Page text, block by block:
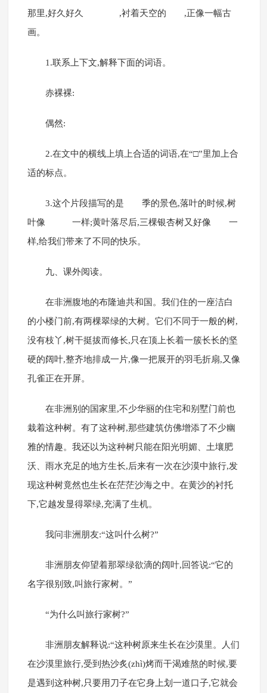
那里,好久好久 ,衬着天空的 ,正像一幅古
画。
1.联系上下文,解释下面的词语。
赤裸裸:
偶然:
2.在文中的横线上填上合适的词语,在“□”里加上合
适的标点。
3.这个片段描写的是 季的景色,落叶的时候,树
叶像 一样;黄叶落尽后,三棵银杏树又好像 一
样,给我们带来了不同的快乐。
九、课外阅读。
在非洲腹地的布隆迪共和国。我们住的一座洁白
的小楼门前,有两棵翠绿的大树。它们不同于一般的树,
没有枝丫,树干挺拔而修长,只在顶上长着一簇长长的坚
硬的阔叶,整齐地排成一片,像一把展开的羽毛折扇,又像
孔雀正在开屏。
在非洲别的国家里,不少华丽的住宅和别墅门前也
栽着这种树。有了这种树,那些建筑仿佛增添了不少幽
雅的情趣。我还以为这种树只能在阳光明媚、土壤肥
沃、雨水充足的地方生长,后来有一次在沙漠中旅行,发
现这种树竟然也生长在茫茫沙海之中。在黄沙的衬托
下,它越发显得翠绿,充满了生机。
我问非洲朋友:“这叫什么树?”
非洲朋友仰望着那翠绿欲滴的阔叶,回答说:“它的
名字很别致,叫旅行家树。”
“为什么叫旅行家树?”
非洲朋友解释说:“这种树原来生长在沙漠里。人们
在沙漠里旅行,受到热沙炙(zhì)烤而干渴难熬的时候,要
是遇到这种树,只要用刀子在它身上划一道口子,它就会